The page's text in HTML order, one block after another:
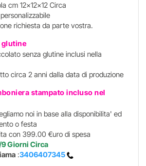
cm 12x12x12 Circa
richiesta da parte vostra.
glutine
senza glutine inclusi nella
circa 2 anni dalla data di produzione
stampato incluso nel
noi in base alla disponibilita' ed
o festa
con 399.00 €uro di spesa
Giorni Circa
:3406407345